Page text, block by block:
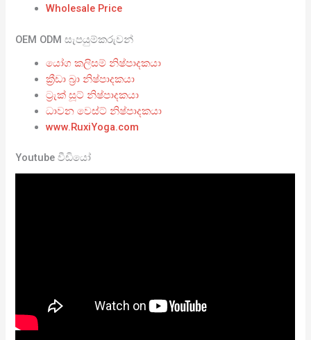
Wholesale Price
OEM ODM සැපයුම්කරුවන්
යෝග කලිසම් නිෂ්පාදකයා
ක්‍රීඩා බ්‍රා නිෂ්පාදකයා
ට්‍රැක් සූට් නිෂ්පාදකයා
ධාවන වෙස්ට් නිෂ්පාදකයා
www.RuxiYoga.com
Youtube වීඩියෝ